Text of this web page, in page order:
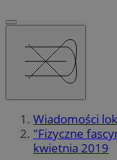
Wiadomości
"Fizyczne
kwietnia 2019